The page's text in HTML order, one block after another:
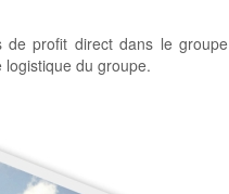
de profit direct dans le groupe
logistique du groupe.